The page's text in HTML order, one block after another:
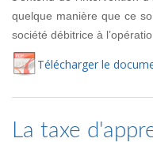
quelque manière que ce
société débitrice à
Télécharger le
La taxe